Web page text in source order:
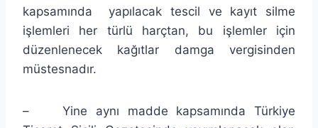
kapsamında yapılacak tescil ve kayıt silme
işlemleri her türlü harçtan, bu işlemler için
düzenlenecek kağıtlar damga vergisinden
müstesnadır.
– Yine aynı madde kapsamında Türkiye